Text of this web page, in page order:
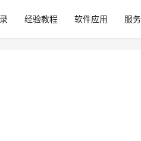
经验教程 软件应用 服